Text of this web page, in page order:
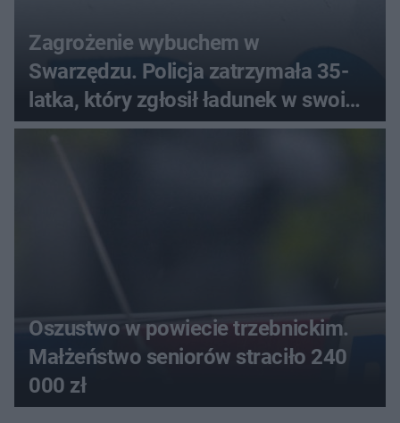
Zagrożenie wybuchem w
Swarzędzu. Policja zatrzymała 35-
latka, który zgłosił ładunek w swoim
aucie
Oszustwo w powiecie trzebnickim.
Małżeństwo seniorów straciło 240
000 zł